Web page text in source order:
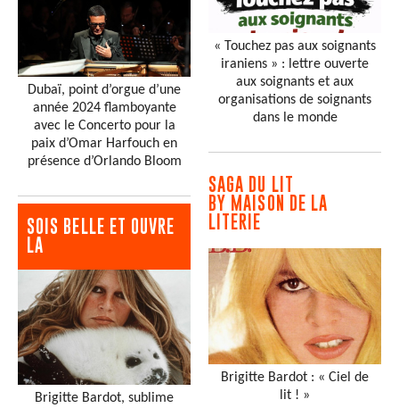
Dubaï, point d’orgue d’une
année 2024 flamboyante
avec le Concerto pour la
paix d’Omar Harfouch en
présence d’Orlando Bloom
SOIS BELLE ET OUVRE
LA
Brigitte Bardot, sublime
« Touchez pas aux soignants
iraniens » : lettre ouverte
aux soignants et aux
organisations de soignants
dans le monde
SAGA DU LIT
BY MAISON DE LA
LITERIE
Brigitte Bardot : « Ciel de
lit ! »